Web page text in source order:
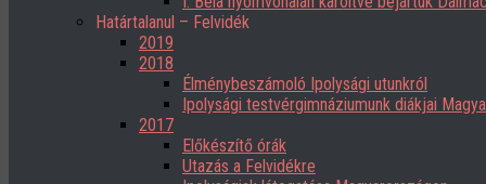
Határtalanul – Felvidék
2019
2018
Élménybeszámoló Ipolysági utunkról
Ipolysági testvérgimnáziumunk diákjai
2017
Előkészítő órák
Utazás a Felvidékre